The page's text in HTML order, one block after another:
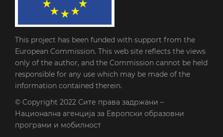
This project has been funded with support from the
European Commission. This web site reflects the views
only of the author, and the Commission cannot be held
responsible for any use which may be made of the
information contained therein.
© Copyright 2022 Сите права задржани –
Национална агенција за Европски образовни
програми и мобилност